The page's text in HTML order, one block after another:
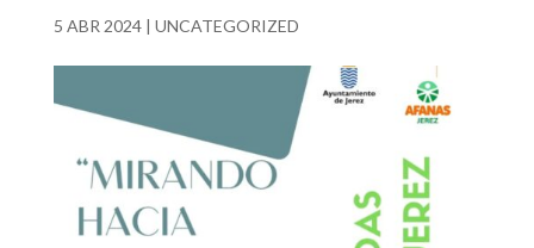
5 ABR 2024| UNCATEGORIZED